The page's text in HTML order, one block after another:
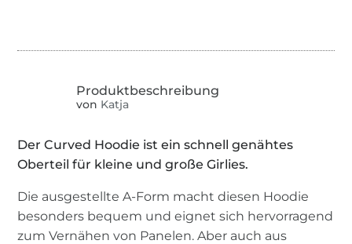
von Katja
Der Curved Hoodie ist ein schnell genähtes
Oberteil für kleine und große Girlies.
Die ausgestellte A-Form macht diesen Hoodie
besonders bequem und eignet sich hervorragend
zum Vernähen von Panelen. Aber auch aus